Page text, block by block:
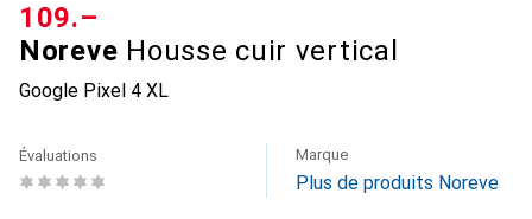
Noreve Housse cuir vertical
Google Pixel 4 XL
CHF
109.–
Évaluations Marque
Plus de produits Noreve